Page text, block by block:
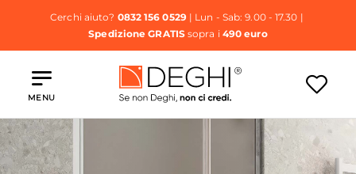
Cerchi aiuto? 0832 156 0529| Lun - Sab: 9.00 - 17.30 |
Spedizione GRATISsopra i 490 euro
MENU